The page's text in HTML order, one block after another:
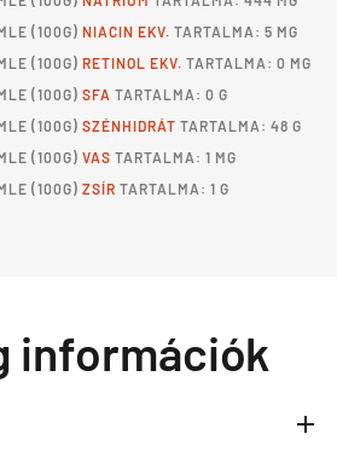
(100G) NIACIN EKV. TARTALMA: 5 MG
(100G) RETINOL EKV. TARTALMA: 0 MG
(100G) SFA TARTALMA: 0 G
(100G) SZÉNHIDRÁT TARTALMA: 48 G
(100G) VAS TARTALMA: 1 MG
(100G) ZSÍR TARTALMA: 1 G
információk